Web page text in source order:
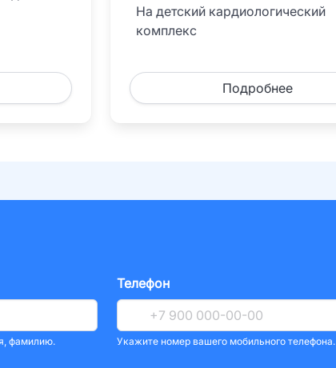
На детский кардиологический
комплекс
Подробнее
фамилию.
Телефон
Укажите номер вашего мобильного телефона.